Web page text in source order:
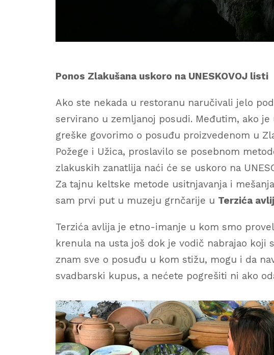
Ponos Zlakušana uskoro na UNESKOVOJ listi
Ako ste nekada u restoranu naručivali jelo
servirano u zemljanoj posudi. Međutim, ako
greške govorimo o posuđu proizvedenom u
Požege i Užica, proslavilo se posebnom
zlakuskih zanatlija naći će se uskoro na
Za tajnu keltske metode usitnjavanja i
sam prvi put u muzeju grnčarije u Terzića
Terzića avlija je etno-imanje u kom smo
krenula na usta još dok je vodič nabrajao koji
znam sve o posuđu u kom stižu, mogu i da
svadbarski kupus, a nećete pogrešiti ni ako